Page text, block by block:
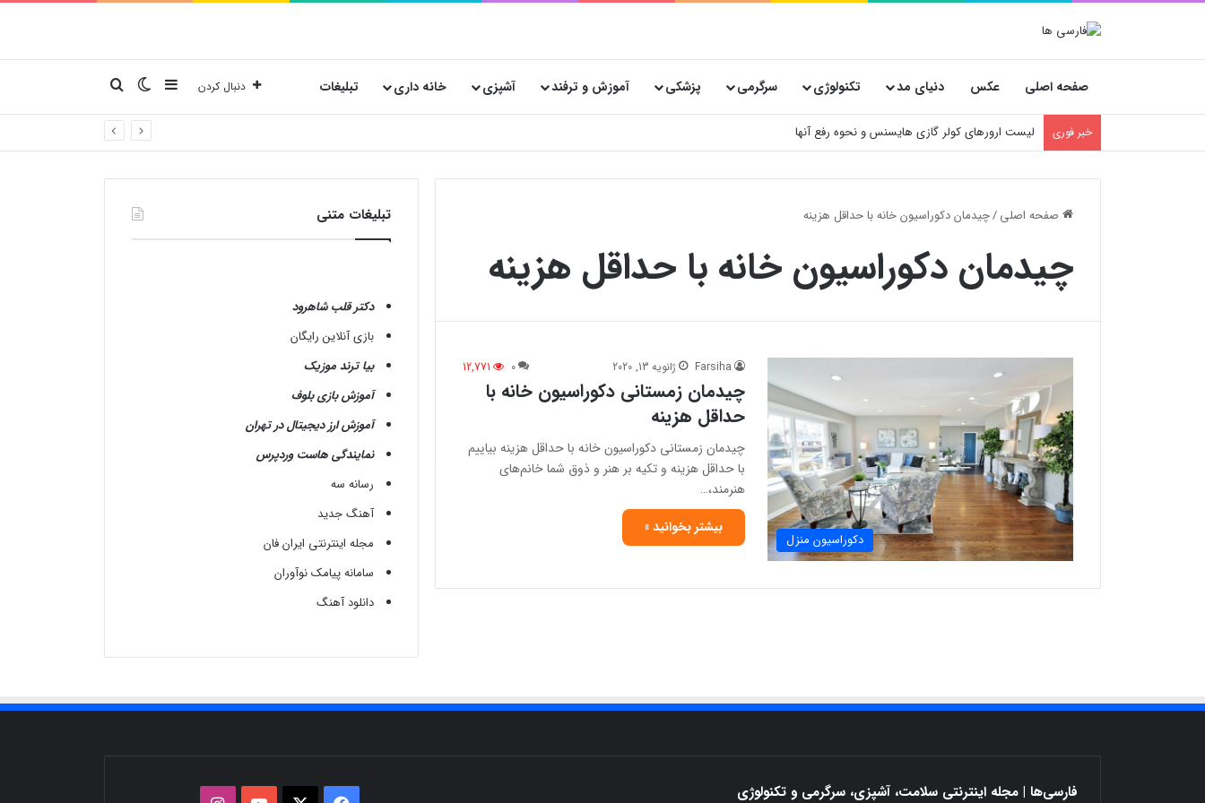
صفحه اصلی عکس دنیای مد تکنولوژی سرگرمی پزشکی آموزش و ترفند آشپزی خانه داری تبلیغات دنبال کردن نوارکناریتغییر پوسته
جستجو برای
خبر فوری لیست ارورهای کولر گازی هایسنس و نحوه رفع آنها
صفحه اصلی/چیدمان دکوراسیون خانه با حداقل هزینه
چیدمان دکوراسیون خانه با حداقل هزینه
دکوراسیون منزل
Farsiha ژانویه 13, 2020 0
12,771
چیدمان زمستانی دکوراسیون خانه با
حداقل هزینه
چیدمان زمستانی دکوراسیون خانه با حداقل هزینه بیاییم
با حداقل هزینه و تکیه بر هنر و ذوق شما خانم‌های
هنرمند،…
بیشتر بخوانید »
تبلیغات متنی
دکتر قلب شاهرود
بازی آنلاین رایگان
بیا ترند موزیک
آموزش بازی بلوف
آموزش ارز دیجیتال در تهران
نمایندگی هاست وردپرس
رسانه سه
آهنگ جدید
مجله اینترنتی ایران فان
سامانه پیامک نوآوران
دانلود آهنگ
فارسی‌ها | مجله اینترنتی سلامت، آشپزی، سرگرمی و تکنولوژی